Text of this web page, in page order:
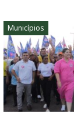
Municípios